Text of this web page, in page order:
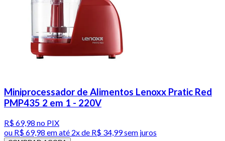
Miniprocessador de Alimentos Lenoxx Pratic Red
PMP435 2 em 1 - 220V
R$ 69,98 no PIX
ou R$ 69,98 em até 2x de R$ 34,99 sem juros